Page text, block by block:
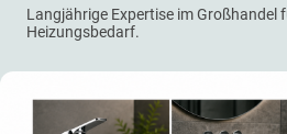
Langjährige Expertise im Großhandel
Heizungsbedarf.